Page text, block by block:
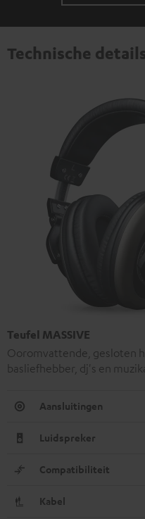
Technische
Teufel MASSIVE
Ooromvattende, gesloten
basliefhebber, dj's en
Aansluitingen
Luidspreker
Compatibiliteit
Kabel